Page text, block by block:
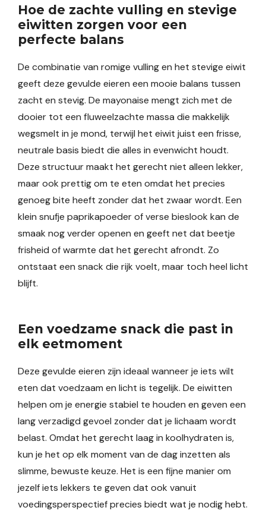
Hoe de zachte vulling en stevige
eiwitten zorgen voor een
perfecte balans
De combinatie van romige vulling en het stevige eiwit
geeft deze gevulde eieren een mooie balans tussen
zacht en stevig. De mayonaise mengt zich met de
dooier tot een fluweelzachte massa die makkelijk
wegsmelt in je mond, terwijl het eiwit juist een frisse,
neutrale basis biedt die alles in evenwicht houdt.
Deze structuur maakt het gerecht niet alleen lekker,
maar ook prettig om te eten omdat het precies
genoeg bite heeft zonder dat het zwaar wordt. Een
klein snufje paprikapoeder of verse bieslook kan de
smaak nog verder openen en geeft net dat beetje
frisheid of warmte dat het gerecht afrondt. Zo
ontstaat een snack die rijk voelt, maar toch heel licht
blijft.
Een voedzame snack die past in
elk eetmoment
Deze gevulde eieren zijn ideaal wanneer je iets wilt
eten dat voedzaam en licht is tegelijk. De eiwitten
helpen om je energie stabiel te houden en geven een
lang verzadigd gevoel zonder dat je lichaam wordt
belast. Omdat het gerecht laag in koolhydraten is,
kun je het op elk moment van de dag inzetten als
slimme, bewuste keuze. Het is een fijne manier om
jezelf iets lekkers te geven dat ook vanuit
voedingsperspectief precies biedt wat je nodig hebt.